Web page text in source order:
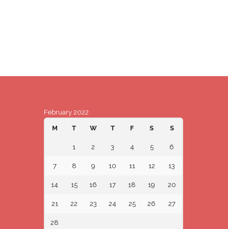
February 2022
M T W T F S S
1 2 3 4 5 6
7 8 9 10 11 12 13
14 15 16 17 18 19 20
21 22 23 24 25 26 27
28